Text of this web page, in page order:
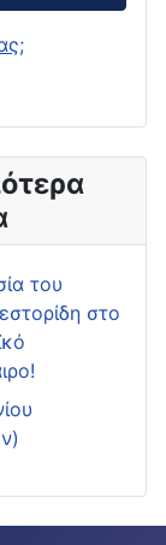
του
στο